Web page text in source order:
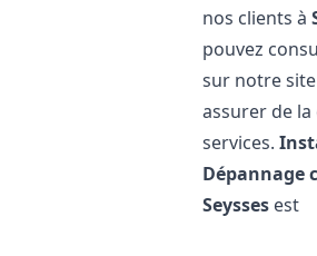
nos clients à
pouvez
sur notre
assurer de
services.
Dépannage
Seysses est